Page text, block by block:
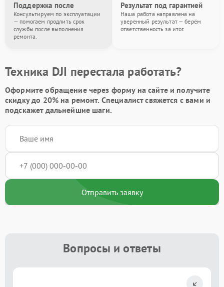
Поддержка после
Консультируем по эксплуатации
— помогаем продлить срок
службы после выполнения
ремонта.
Результат под гарантией
Наша работа направлена на
уверенный результат — берём
ответственность за итог.
Техника DJI перестала работать?
Оформите обращение через форму на сайте и получите
скидку до 20%на ремонт. Специалист свяжется с вами и
подскажет дальнейшие шаги.
Отправить заявку
Вопросы и ответы